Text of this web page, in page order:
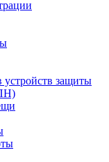
устройств защиты